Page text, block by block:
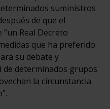
suministros
de que el
Real Decreto
que ha preferido
su debate y
determinados grupos
la circunstancia